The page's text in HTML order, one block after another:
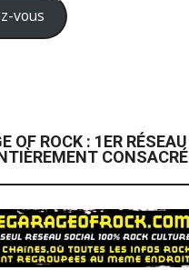
vous
OF ROCK : 1ER RÉSEAU
CONSACRÉ